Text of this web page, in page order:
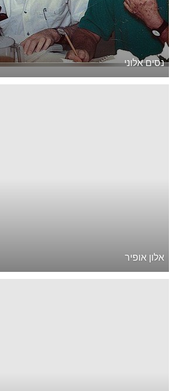
נסים אלוני
אלון אופיר